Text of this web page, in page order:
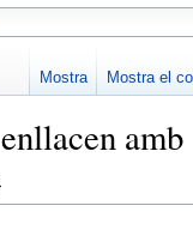
amb
Mostra Mostra el